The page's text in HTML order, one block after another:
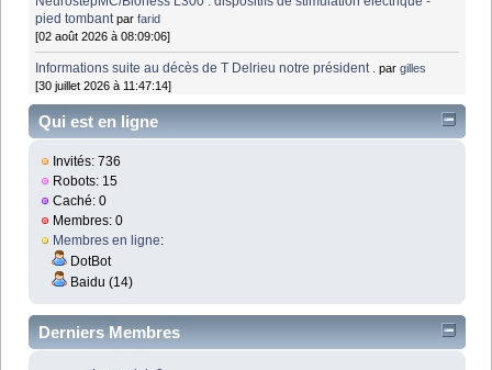
pied tombant parfarid
[02 août 2026 à 08:09:06]
Informations suite au décès de T Delrieu notre président . pargilles
[30 juillet 2026 à 11:47:14]
Qui est en ligne
Invités: 736
Robots: 15
Caché: 0
Membres: 0
Membres en ligne:
DotBot
Baidu (14)
Derniers Membres